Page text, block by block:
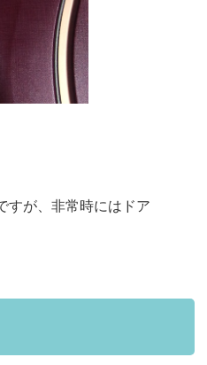
すが、非常時にはドア